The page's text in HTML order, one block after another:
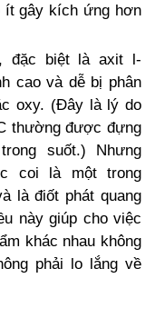
ít gây kích ứng hơn
đặc biệt là axit l-
cao và dễ bị phân
oxy. (Đây là lý do
thường được đựng
suốt.) Nhưng
coi là một trong
là điốt phát quang
này giúp cho việc
khác nhau không
phải lo lắng về